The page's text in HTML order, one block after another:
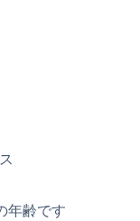
年齢です